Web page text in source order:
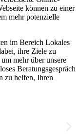
können zu einer
mehr potenzielle
im Bereich Lokales
ihre Ziele zu
mehr über unsere
Beratungsgespräch
zu helfen, Ihren